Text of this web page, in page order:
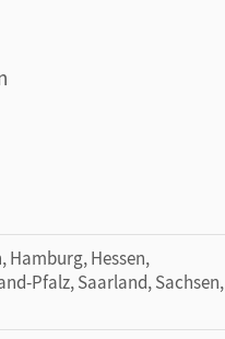
Hamburg, Hessen,
Pfalz, Saarland, Sachsen,